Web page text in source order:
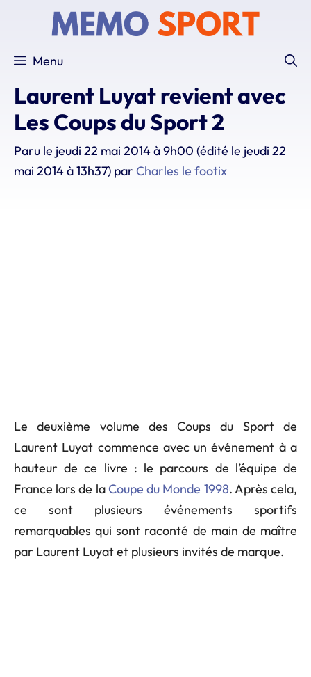
Menu
Laurent Luyat revient avec
Les Coups du Sport 2
Paru le jeudi 22 mai 2014 à 9h00 (édité le jeudi 22
mai 2014 à 13h37) par Charles le footix
Le deuxième volume des Coups du Sport de
Laurent Luyat commence avec un événement à a
hauteur de ce livre : le parcours de l’équipe de
France lors de la Coupe du Monde 1998. Après cela,
ce sont plusieurs événements sportifs
remarquables qui sont raconté de main de maître
par Laurent Luyat et plusieurs invités de marque.